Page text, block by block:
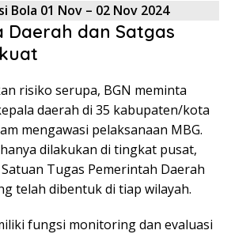
Bola 01 Nov – 02 Nov 2024
Daerah dan Satgas
risiko serupa, BGN meminta
daerah di 35 kabupaten/kota
mengawasi pelaksanaan MBG.
dilakukan di tingkat pusat,
Tugas Pemerintah Daerah
telah dibentuk di tiap wilayah.
fungsi monitoring dan evaluasi